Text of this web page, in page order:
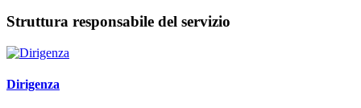
Struttura responsabile del servizio
Dirigenza